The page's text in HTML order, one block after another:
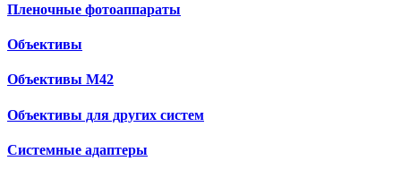
Пленочные фотоаппараты
Объективы
Объективы М42
Объективы для других систем
Cистемные адаптеры